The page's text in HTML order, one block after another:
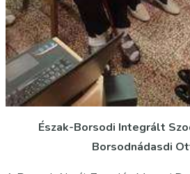
Észak-Borsodi Integrált
Borsodnádasdi